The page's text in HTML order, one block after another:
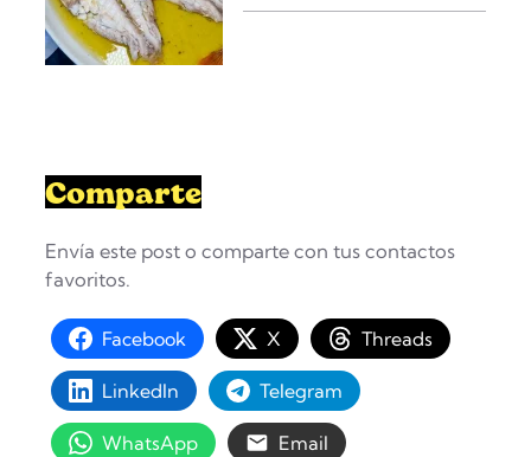
Comparte
Envía este post o comparte con tus contactos
favoritos.
Facebook X Threads
LinkedIn Telegram
WhatsApp Email